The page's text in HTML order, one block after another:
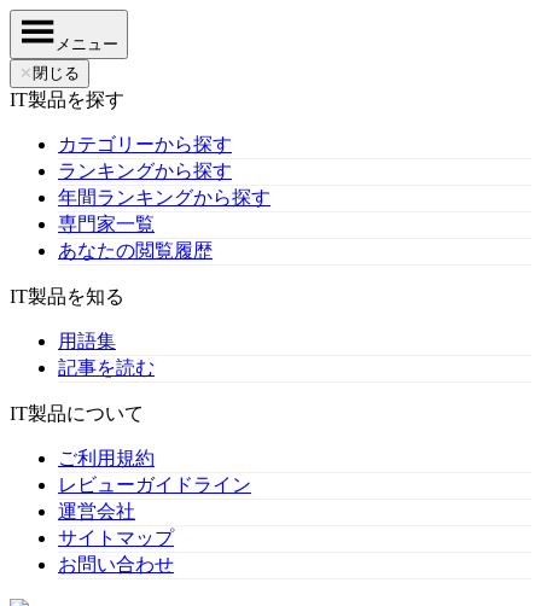
メニュー
✕ 閉じる
IT製品を探す
カテゴリーから探す
ランキングから探す
年間ランキングから探す
専門家一覧
あなたの閲覧履歴
IT製品を知る
用語集
記事を読む
IT製品について
ご利用規約
レビューガイドライン
運営会社
サイトマップ
お問い合わせ